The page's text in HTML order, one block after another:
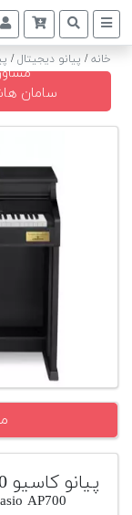
دیجیتال
و
رگلاژ
خانه/ پیانو دیجیتال/
سامان هاشمی
پیانو کاسیو AP700
AP700